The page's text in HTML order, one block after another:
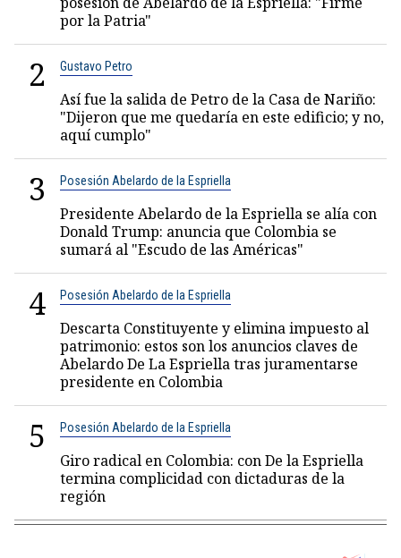
por la Patria"
2 Gustavo Petro
Así fue la salida de Petro de la Casa de Nariño:
"Dijeron que me quedaría en este edificio; y no,
aquí cumplo"
3 Posesión Abelardo de la Espriella
Presidente Abelardo de la Espriella se alía con
Donald Trump: anuncia que Colombia se
sumará al "Escudo de las Américas"
4 Posesión Abelardo de la Espriella
Descarta Constituyente y elimina impuesto al
patrimonio: estos son los anuncios claves de
Abelardo De La Espriella tras juramentarse
presidente en Colombia
5 Posesión Abelardo de la Espriella
Giro radical en Colombia: con De la Espriella
termina complicidad con dictaduras de la
región